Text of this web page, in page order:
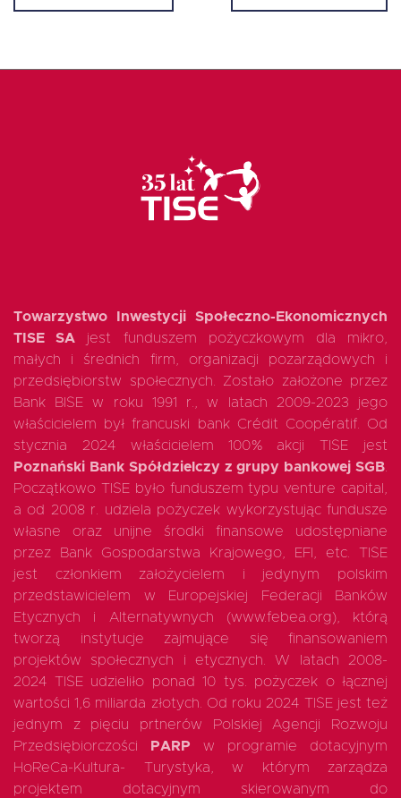
Towarzystwo Inwestycji Społeczno-Ekonomicznych
TISE SA jest funduszem pożyczkowym dla mikro,
małych i średnich firm, organizacji pozarządowych i
przedsiębiorstw społecznych. Zostało założone przez
Bank BISE w roku 1991 r., w latach 2009-2023 jego
właścicielem był francuski bank Crédit Coopératif. Od
stycznia 2024 właścicielem 100% akcji TISE jest
Poznański Bank Spółdzielczy z grupy bankowej SGB.
Początkowo TISE było funduszem typu venture capital,
a od 2008 r. udziela pożyczek wykorzystując fundusze
własne oraz unijne środki finansowe udostępniane
przez Bank Gospodarstwa Krajowego, EFI, etc. TISE
jest członkiem założycielem i jedynym polskim
przedstawicielem w Europejskiej Federacji Banków
Etycznych i Alternatywnych (www.febea.org), którą
tworzą instytucje zajmujące się finansowaniem
projektów społecznych i etycznych. W latach 2008-
2024 TISE udzieliło ponad 10 tys. pożyczek o łącznej
wartości 1,6 miliarda złotych. Od roku 2024 TISE jest też
jednym z pięciu prtnerów Polskiej Agencji Rozwoju
Przedsiębiorczości
PARP w programie dotacyjnym
HoReCa-Kultura- Turystyka, w którym zarządza
projektem dotacyjnym skierowanym do